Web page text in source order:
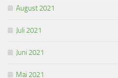
August 2021
Juli 2021
Juni 2021
Mai 2021